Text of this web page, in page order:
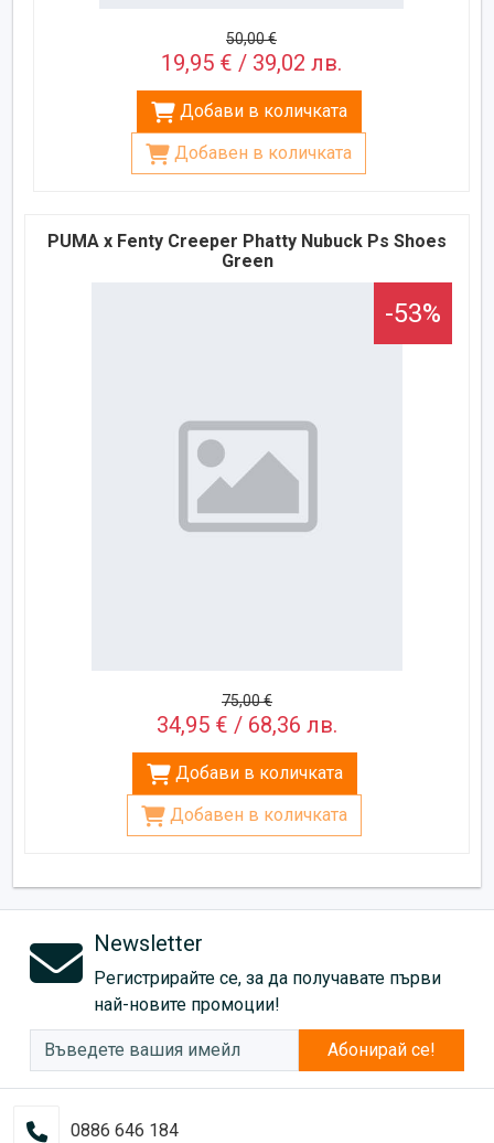
50,00 €
19,95 € / 39,02 лв.
Добави в количката
Добавен в количката
PUMA x Fenty Creeper Phatty Nubuck Ps Shoes
Green
-53%
75,00 €
34,95 € / 68,36 лв.
Добави в количката
Добавен в количката
Newsletter
Регистрирайте се, за да получавате първи
най-новите промоции!
Абонирай се!
0886 646 184